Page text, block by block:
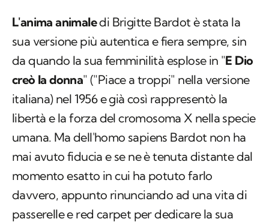
L'anima animaledi Brigitte Bardot è stata la
sua versione più autentica e fiera sempre, sin
da quando la sua femminilità esplose in "E Dio
creò la donna" ("Piace a troppi" nella versione
italiana) nel 1956 e già così rappresentò la
libertà e la forza del cromosoma X nella specie
umana. Ma dell'homo sapiens Bardot non ha
mai avuto fiducia e se ne è tenuta distante dal
momento esatto in cui ha potuto farlo
davvero, appunto rinunciando ad una vita di
passerelle e red carpet per dedicare la sua